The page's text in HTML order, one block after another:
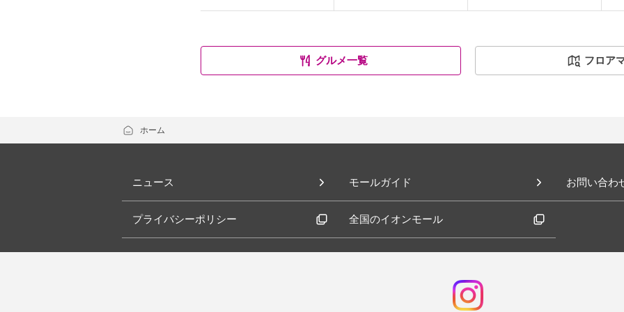
グルメ一覧 フロア
ホーム
ニュース モールガイド お問い合わ
プライバシーポリシー 全国のイオンモール